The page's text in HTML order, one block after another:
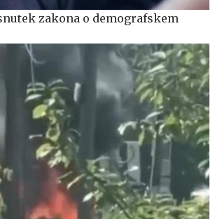
zakona o demografskem